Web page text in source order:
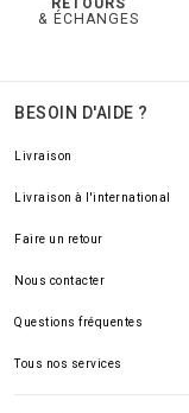
RETOURS
& ÉCHANGES
BESOIN D'AIDE ?
Livraison
Livraison à l'international
Faire un retour
Nous contacter
Questions fréquentes
Tous nos services